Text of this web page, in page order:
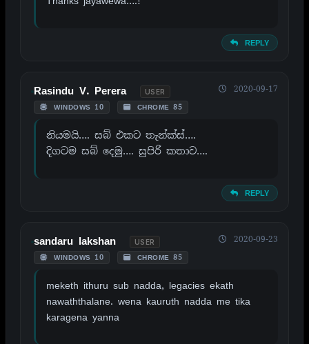
REPLY
Rasindu V. Perera USER
WINDOWS 10 CHROME 85
2020-09-17
නියමයි…. සබ් එකට තැන්ක්ස්….
දිගටම සබ් දෙමු…. සුපිරි කතාව….
REPLY
sandaru lakshan USER
WINDOWS 10 CHROME 85
2020-09-23
meketh ithuru sub nadda, legacies ekath
nawaththalane. wena kauruth nadda me tika
karagena yanna